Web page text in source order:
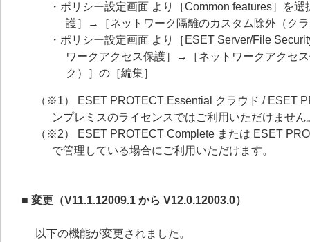
・ポリシー設定画面 より［Common features］を
護］→［ネットワーク隔離のカスタム除外（ク
・ポリシー設定画面 より［ESET Server/File
ワークアクセス保護］→［ネットワークアクセ
ク）］の［編集］
（※1） ESET PROTECT Essential クラウド / ESET
ンプレミスのライセンスではご利用いただけません
（※2） ESET PROTECT Complete または ESET
で管理している場合にご利用いただけます。
■ 変更（V11.1.12009.1 から V12.0.12003.0）
以下の機能が変更されました。